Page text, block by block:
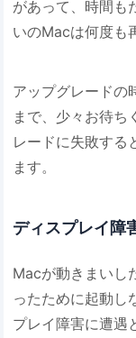
があって、時間も
いのMacは何度も
アップグレードの
まで、少々お待ち
レードに失敗する
ます。
ディスプレイ障
Macが動きまいし
ったために起動し
プレイ障害に遭遇